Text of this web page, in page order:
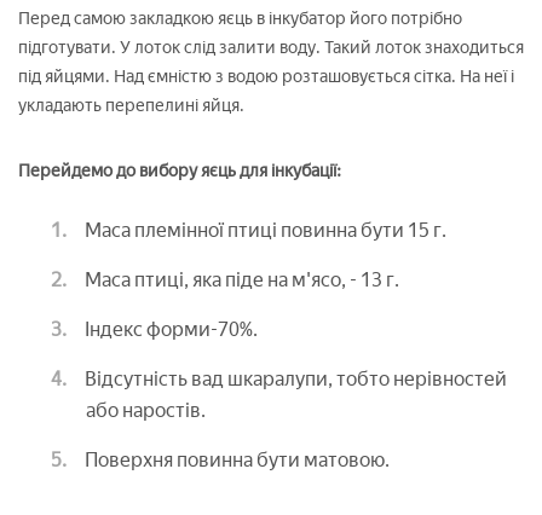
Перед самою закладкою яєць в інкубатор його потрібно
підготувати. У лоток слід залити воду. Такий лоток знаходиться
під яйцями. Над ємністю з водою розташовується сітка. На неї і
укладають перепелині яйця.
Перейдемо до вибору яєць для інкубації:
Маса племінної птиці повинна бути 15 г.
Маса птиці, яка піде на м'ясо, - 13 г.
Індекс форми-70%.
Відсутність вад шкаралупи, тобто нерівностей
або наростів.
Поверхня повинна бути матовою.